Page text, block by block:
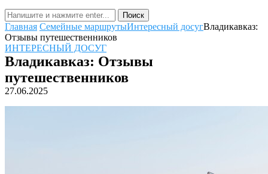
Поиск
Главная Семейные маршрутыИнтересный досугВладикавказ:
Отзывы путешественников
ИНТЕРЕСНЫЙ ДОСУГ
Владикавказ: Отзывы
путешественников
27.06.2025